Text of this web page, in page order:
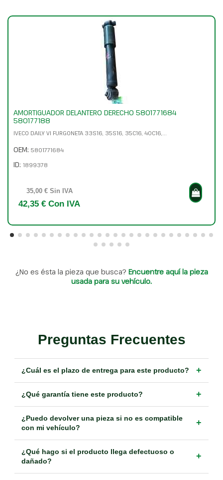
AMORTIGUADOR DELANTERO DERECHO 5801771684
580177188
IVECO DAILY VI FURGONETA 33S16, 35S16, 35C16, 40C16,...
OEM: 5801771684
ID: 1899378
35,00 € Sin IVA
42,35 € Con IVA
¿No es ésta la pieza que busca? Encuentre aquí la pieza
usada para su vehículo.
Preguntas Frecuentes
¿Cuál es el plazo de entrega para este producto? +
¿Qué garantía tiene este producto? +
¿Puedo devolver una pieza si no es compatible
con mi vehículo?
+
¿Qué hago si el producto llega defectuoso o
dañado?
+